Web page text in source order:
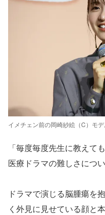
イメチェン前の岡崎紗絵（C）モ
「毎度毎度先生に教えて
医療ドラマの難しさにつ
ドラマで演じる脳腫瘍を
く外見に見せている顔と